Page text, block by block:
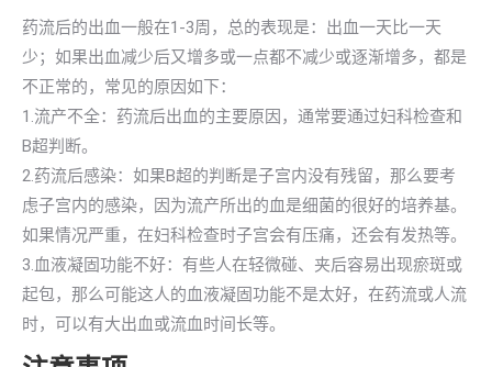
药流后的出血一般在1-3周，总的表现是：出血一天比一天
少；如果出血减少后又增多或一点都不减少或逐渐增多，都是
不正常的，常见的原因如下：
1.流产不全：药流后出血的主要原因，通常要通过妇科检查和
B超判断。
2.药流后感染：如果B超的判断是子宫内没有残留，那么要考
虑子宫内的感染，因为流产所出的血是细菌的很好的培养基。
如果情况严重，在妇科检查时子宫会有压痛，还会有发热等。
3.血液凝固功能不好：有些人在轻微碰、夹后容易出现瘀斑或
起包，那么可能这人的血液凝固功能不是太好，在药流或人流
时，可以有大出血或流血时间长等。